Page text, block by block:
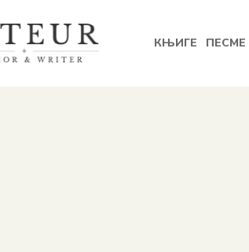
КЊИГЕ ПЕСМЕ